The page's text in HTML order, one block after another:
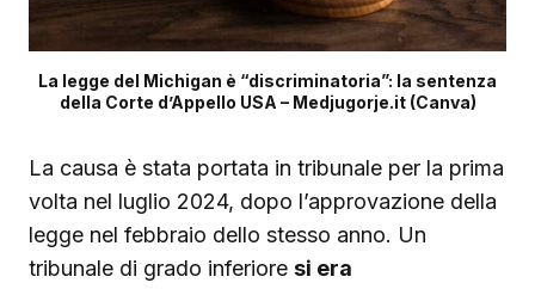
La legge del Michigan è “discriminatoria”: la sentenza
della Corte d’Appello USA – Medjugorje.it (Canva)
La causa è stata portata in tribunale per la prima
volta nel luglio 2024, dopo l’approvazione della
legge nel febbraio dello stesso anno. Un
tribunale di grado inferiore si era